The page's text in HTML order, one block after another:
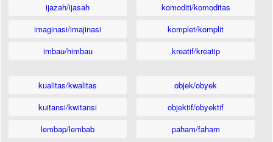
ijazah/ijasah
imaginasi/imajinasi
imbau/himbau
komoditi/komoditas
komplet/komplit
kreatif/kreatip
kualitas/kwalitas
kuitansi/kwitansi
lembap/lembab
objek/obyek
objektif/obyektif
paham/faham